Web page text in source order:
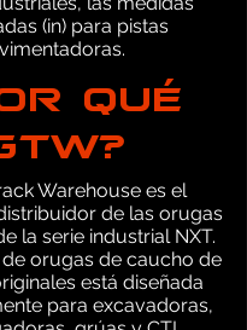
(in) para pistas
QUÉ
Warehouse es el
de las orugas
la serie industrial NXT.
de orugas de caucho de
está diseñada
para excavadoras,